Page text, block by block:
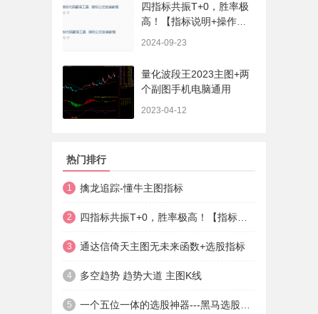
四指标共振T+0，胜率极
高！【指标说明+操作方
2024-09-23
量化波段王2023主图+两
个副图手机电脑通用
2023-04-12
热门排行
1 擒龙追踪-懂牛主图指标
2
3 通达信倚天主图无未来函数+选股指标
4 多空趋势 趋势大道 主图K线
5